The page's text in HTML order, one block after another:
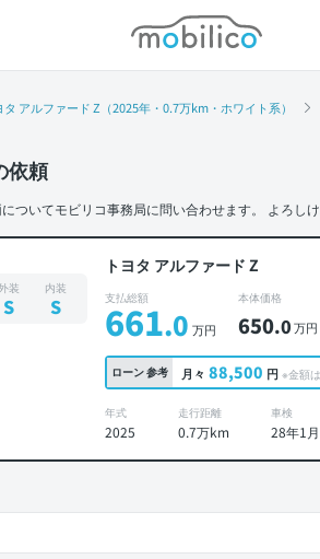
モビリコ
タ アルファード Z（2025年・0.7万km・ホワイト系）
依頼
ついてモビリコ事務局に問い合わせます。 よろし
トヨタ アルファード Z
装
S
内装
S 支払総額
661.0 万円
本体価格
650.0万円
ローン参考 月々 88,500 円 ※金額
年式
2025
走行距離
0.7万km
車検
28年1月